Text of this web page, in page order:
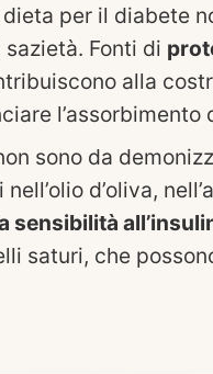
dieta per il diabete
Fonti di
alla
sono da
d’oliva,
sensibilità
saturi, che